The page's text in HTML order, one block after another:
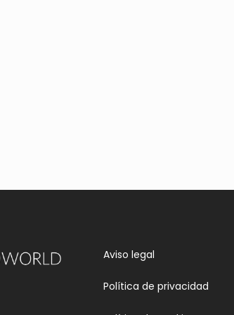
Aviso legal
Política de privacidad